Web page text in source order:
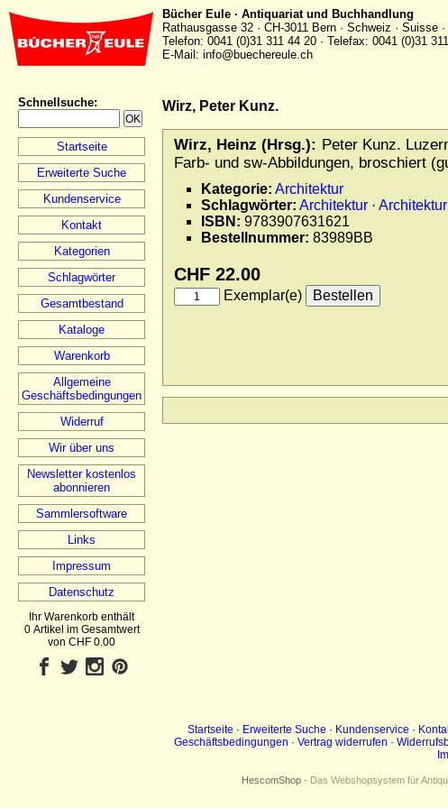
Bücher Eule · Antiquariat und Buchhandlung
Rathausgasse 32 · CH-3011 Bern · Schweiz · Suisse
Telefon: 0041 (0)31 311 44 20 · Telefax: 0041 (0)31
E-Mail: info@buechereule.ch
Schnellsuche:
Startseite
Erweiterte Suche
Kundenservice
Kontakt
Kategorien
Schlagwörter
Gesamtbestand
Kataloge
Warenkorb
Allgemeine
Geschäftsbedingungen
Widerruf
Wir über uns
Newsletter kostenlos
abonnieren
Sammlersoftware
Links
Impressum
Datenschutz
Ihr Warenkorb enthält
0 Artikel im Gesamtwert
von CHF 0.00
Wirz, Peter Kunz.
Wirz, Heinz (Hrsg.): Peter Kunz.
Farb- und sw-Abbildungen, broschiert
Kategorie: Architektur
Schlagwörter: Architektur ·
ISBN: 9783907631621
Bestellnummer: 83989BB
CHF 22.00
Exemplar(e)
Startseite · Erweiterte Suche · Kundenservice ·
Geschäftsbedingungen · Vertrag widerrufen ·
HescomShop - Das Webshopsystem für